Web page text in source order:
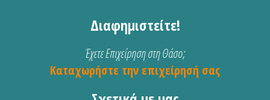
Διαφημιστείτε!
Έχετε Επιχείρηση στη Θάσο;
Καταχωρήστε την επιχείρησή σας